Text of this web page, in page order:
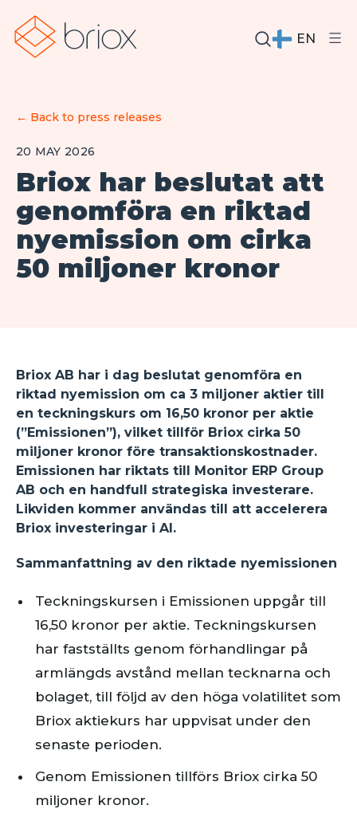
EN
← Back to press releases
20 MAY 2026
Briox har beslutat att
genomföra en riktad
nyemission om cirka
50 miljoner kronor
Briox AB har i dag beslutat genomföra en
riktad nyemission om ca 3 miljoner aktier till
en teckningskurs om 16,50 kronor per aktie
(”Emissionen”), vilket tillför Briox cirka 50
miljoner kronor före transaktionskostnader.
Emissionen har riktats till Monitor ERP Group
AB och en handfull strategiska investerare.
Likviden kommer användas till att accelerera
Briox investeringar i AI.
Sammanfattning av den riktade nyemissionen
Teckningskursen i Emissionen uppgår till
16,50 kronor per aktie. Teckningskursen
har fastställts genom förhandlingar på
armlängds avstånd mellan tecknarna och
bolaget, till följd av den höga volatilitet som
Briox aktiekurs har uppvisat under den
senaste perioden.
Genom Emissionen tillförs Briox cirka 50
miljoner kronor.